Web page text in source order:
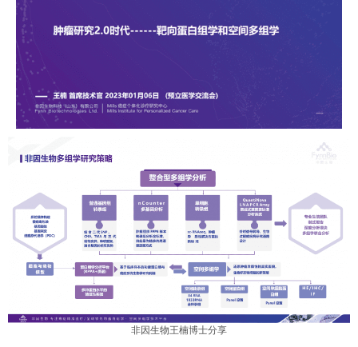
非因生物王楠博士分享